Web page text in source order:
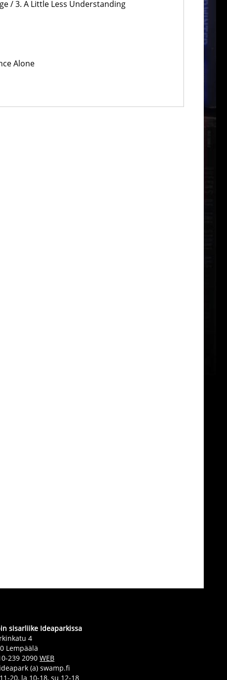
/ 3. A Little Less Understanding
Alone
sisarliike Ideaparkissa
4
Lempäälä
239 2090 WEB
(a) swamp.fi
20, la 10-18, su 12-18